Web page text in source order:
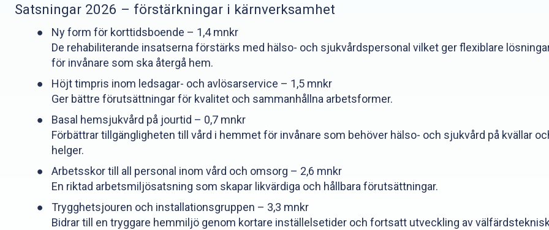
Satsningar 2026 – förstärkningar i kärnverksamhet
Ny form för korttidsboende – 1,4 mnkr
De rehabiliterande insatserna förstärks med hälso- och sjukvårdspersonal vilket ger flexiblare
för invånare som ska återgå hem.
Höjt timpris inom ledsagar- och avlösarservice – 1,5 mnkr
Ger bättre förutsättningar för kvalitet och sammanhållna arbetsformer.
Basal hemsjukvård på jourtid – 0,7 mnkr
Förbättrar tillgängligheten till vård i hemmet för invånare som behöver hälso- och sjukvård på kvällar
helger.
Arbetsskor till all personal inom vård och omsorg – 2,6 mnkr
En riktad arbetsmiljösatsning som skapar likvärdiga och hållbara förutsättningar.
Trygghetsjouren och installationsgruppen – 3,3 mnkr
Bidrar till en tryggare hemmiljö genom kortare inställelsetider och fortsatt utveckling av